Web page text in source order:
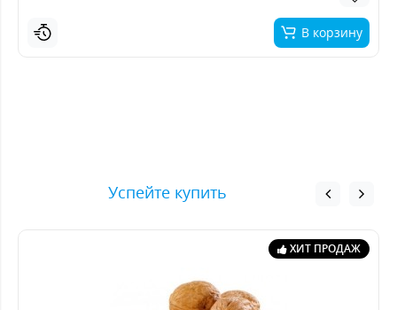
В корзину
Успейте купить
ХИТ ПРОДАЖ